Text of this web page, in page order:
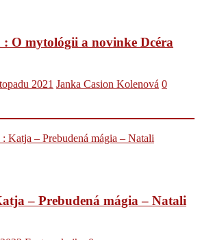
O mytológii a novinke Dcéra
2021 Janka Casion Kolenová 0
– Prebudená mágia – Natali